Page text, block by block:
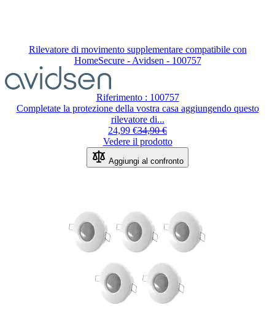
Rilevatore di movimento supplementare compatibile con
HomeSecure - Avidsen - 100757
Riferimento : 100757
Completate la protezione della vostra casa aggiungendo questo
rilevatore di...
24,99 €34,90 €
Vedere il prodotto
Aggiungi al confronto